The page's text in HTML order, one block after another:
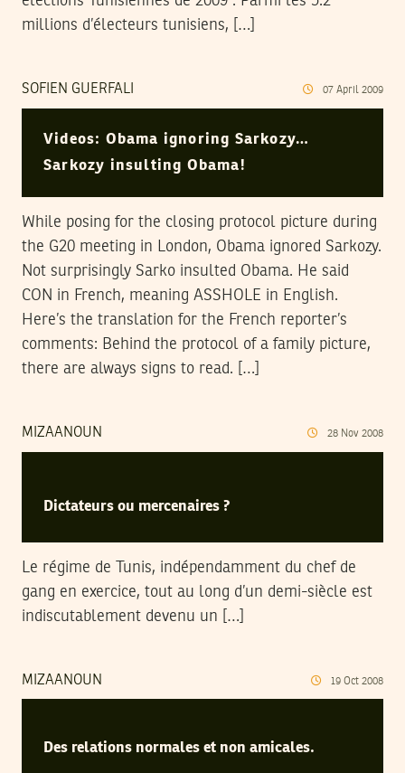
millions d’électeurs tunisiens, […]
SOFIEN GUERFALI 07 April 2009
Videos: Obama ignoring Sarkozy…
Sarkozy insulting Obama!
While posing for the closing protocol picture during
the G20 meeting in London, Obama ignored Sarkozy.
Not surprisingly Sarko insulted Obama. He said
CON in French, meaning ASSHOLE in English.
Here’s the translation for the French reporter’s
comments: Behind the protocol of a family picture,
there are always signs to read. […]
MIZAANOUN 28 Nov 2008
Dictateurs ou mercenaires ?
Le régime de Tunis, indépendamment du chef de
gang en exercice, tout au long d’un demi-siècle est
indiscutablement devenu un […]
MIZAANOUN 19 Oct 2008
Des relations normales et non amicales.